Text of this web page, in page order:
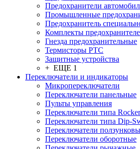
Предохранители
Промышленные
Предохранитель
Комплекты
Гнезда предохранительные
Термисторы PTC
Защитные устройства
+ ЕЩЕ 1
Переключатели и индикаторы
Микропереключатели
Переключатели панельные
Пульты управления
Переключатели типа Rocker
Переключатели типа Dip-
Переключатели
Переключатели оборотные